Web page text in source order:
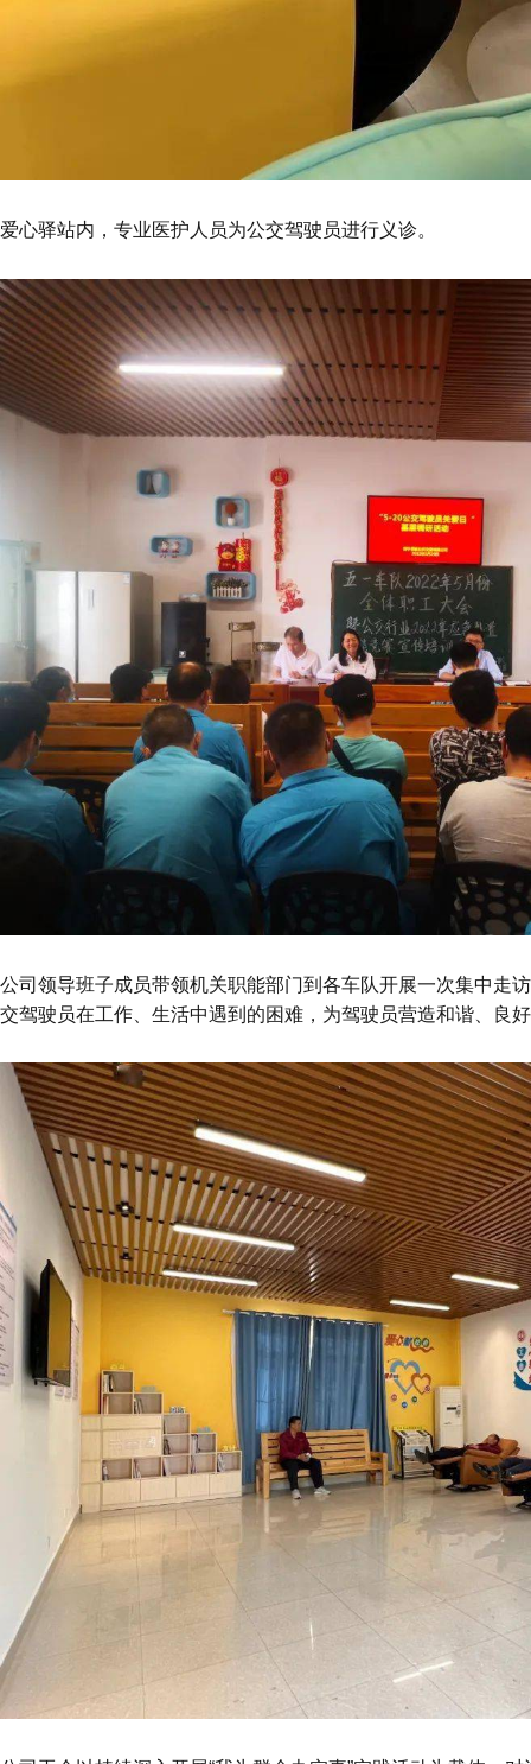
爱心驿站内，专业医护人员为公交驾驶员进行义诊。
公司领导班子成员带领机关职能部门到各车队开展一次集中走
交驾驶员在工作、生活中遇到的困难，为驾驶员营造和谐、良